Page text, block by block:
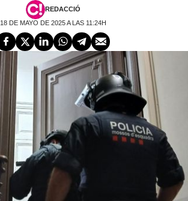
REDACCIÓ
18 DE MAYO DE 2025 A LAS 11:24H